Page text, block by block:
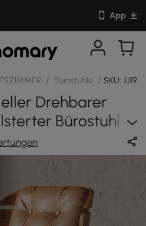
App
/ Bürostühle / SKU:
Drehbarer
Bürostuhl